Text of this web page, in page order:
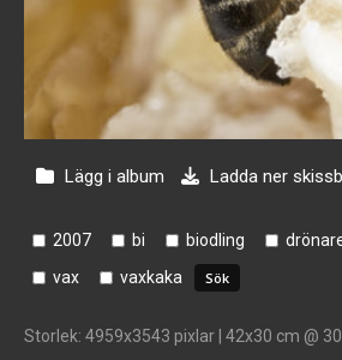
Lägg i album Ladda ner
2007 bi biodling
vax
vaxkaka
Storlek: 4959x3543 pixlar | 42x30 cm @